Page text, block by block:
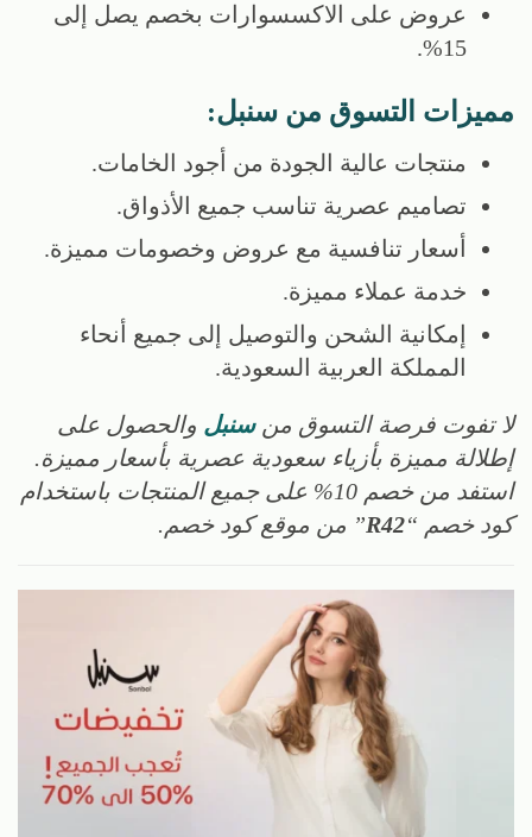
عروض على الاكسسوارات بخصم يصل إلى
15%.
مميزات التسوق من سنبل:
منتجات عالية الجودة من أجود الخامات.
تصاميم عصرية تناسب جميع الأذواق.
أسعار تنافسية مع عروض وخصومات مميزة.
خدمة عملاء مميزة.
إمكانية الشحن والتوصيل إلى جميع أنحاء
المملكة العربية السعودية.
لا تفوت فرصة التسوق منسنبل والحصول على
إطلالة مميزة بأزياء سعودية عصرية بأسعار مميزة.
استفد من خصم 10% على جميع المنتجات باستخدام
كود خصم “R42” من موقع كود خصم.